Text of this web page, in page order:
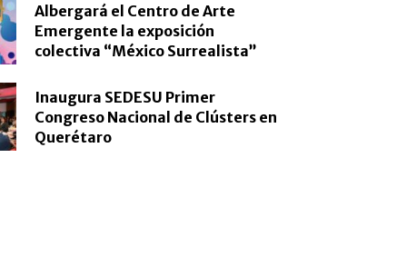
Albergará el Centro de Arte
Emergente la exposición
colectiva “México Surrealista”
Inaugura SEDESU Primer
Congreso Nacional de Clústers en
Querétaro